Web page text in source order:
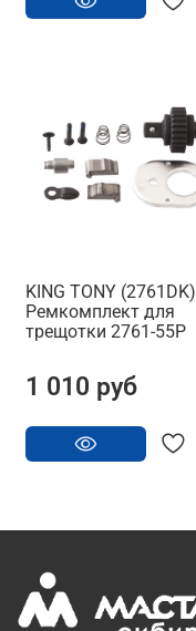
KING TONY (2761DK)
Ремкомплект для
трещотки 2761-55P
1 010 руб